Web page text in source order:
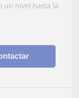
un nivel hasta la